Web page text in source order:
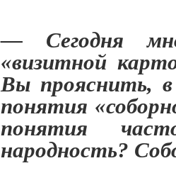
— Сегодня
«визитной
Вы прояснить, в
понятия
понятия
народность?